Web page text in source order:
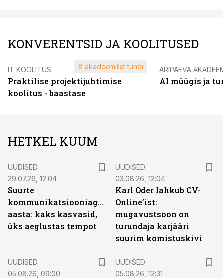
KONVERENTSID JA KOOLITUSED
IT KOOLITUS
Praktilise projektijuhtimise
koolitus - baastase
8 akadeemilist tundi ÄRIPÄEVA
AI müügis ja
HETKEL KUUM
UUDISED
29.07.26, 12:04
Suurte
kommunikatsiooniagentuuride
aasta: kaks kasvasid,
üks aeglustas tempot
UUDISED
03.08.26, 12:04
Karl Oder lahkub CV-
Online’ist:
mugavustsoon on
turundaja karjääri
suurim komistuskivi
UUDISED
05.08.26, 09:00
UUDISED
05.08.26, 12:31